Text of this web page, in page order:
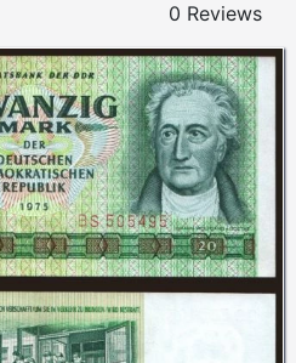
0 Reviews